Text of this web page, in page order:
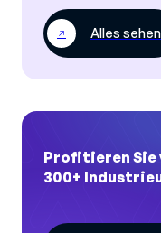
Alles sehen
Profitieren Sie
300+